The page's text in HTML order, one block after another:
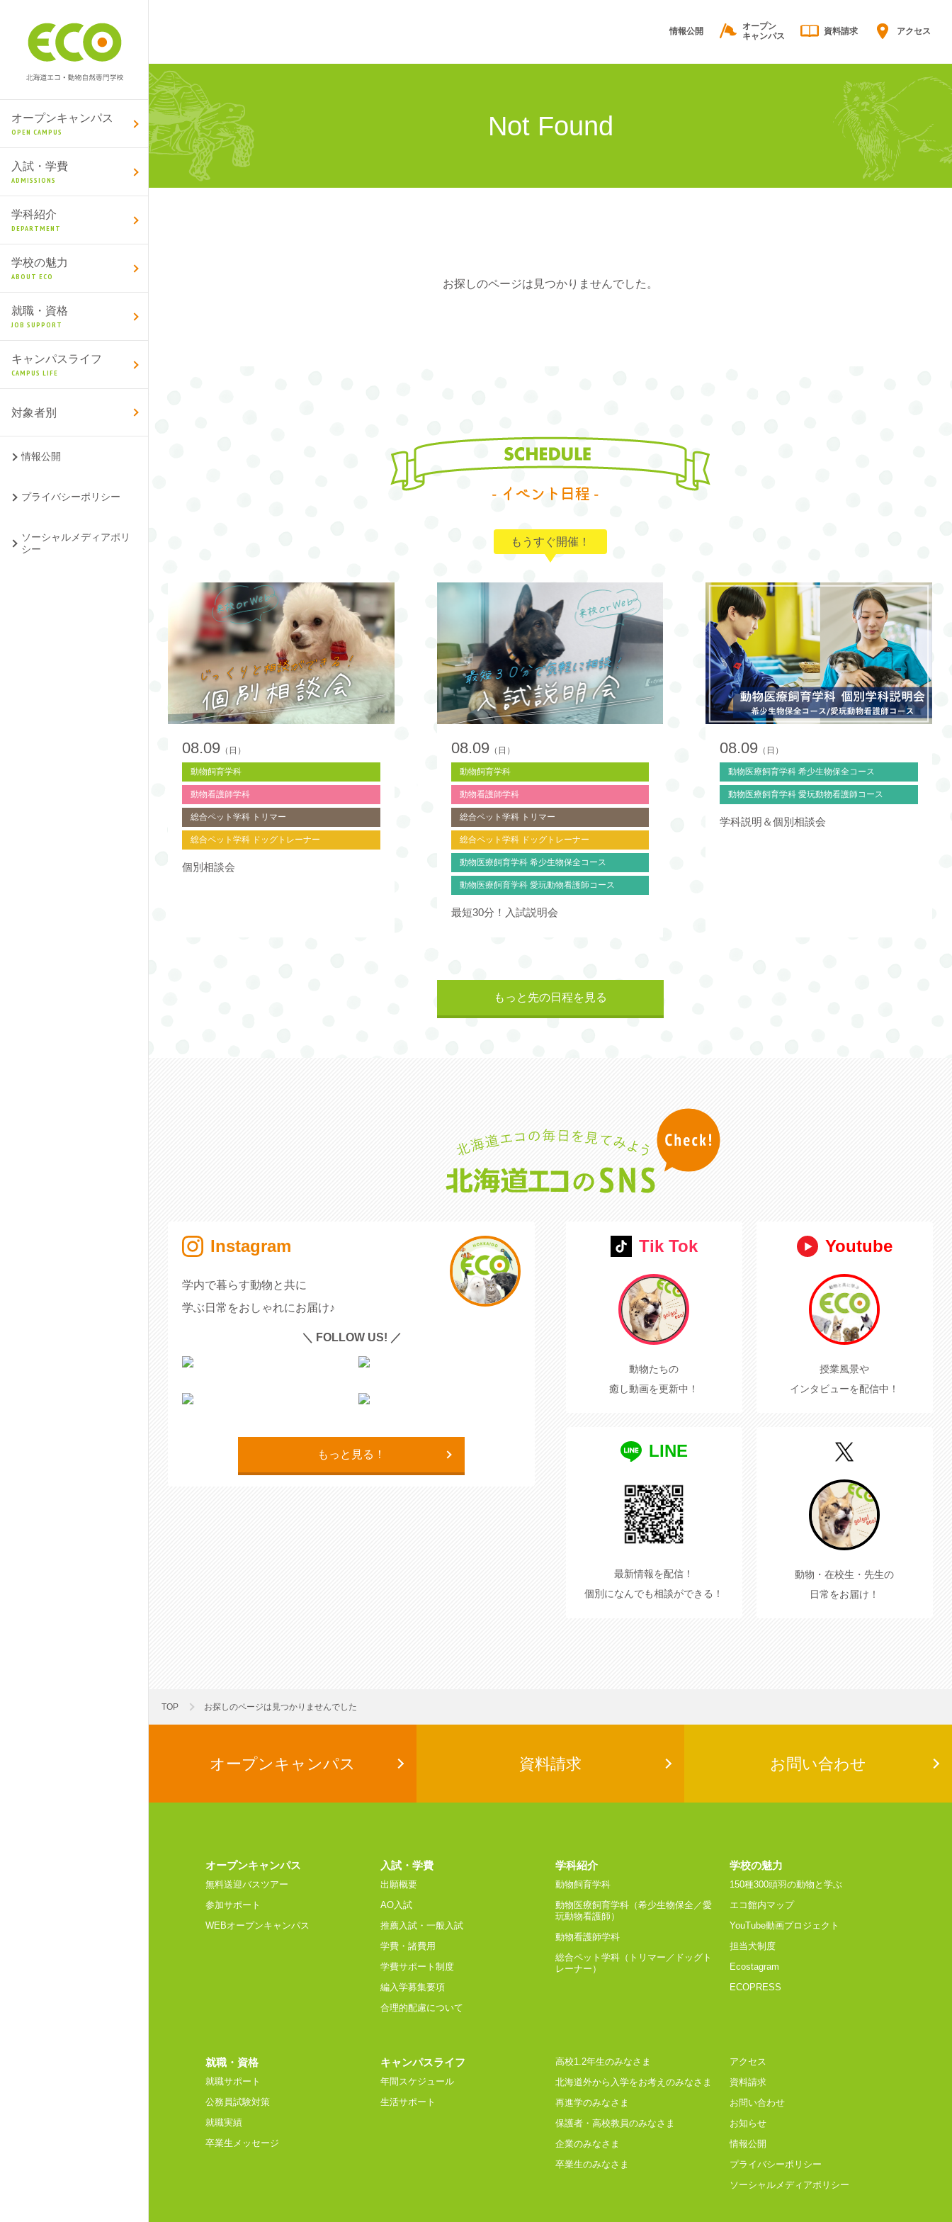
オープンキャンパス
OPEN CAMPUS
入試・学費
ADMISSIONS
学科紹介
DEPARTMENT
学校の魅力
ABOUT ECO
就職・資格
JOB SUPPORT
キャンパスライフ
CAMPUS LIFE
対象者別
情報公開
プライバシーポリシー
ソーシャルメディアポリ
シー
情報公開
オープン
キャンパス
資料請求 アクセス
Not Found
お探しのページは見つかりませんでした。
もうすぐ開催！
08.09 （日）
動物飼育学科
動物看護師学科
総合ペット学科 トリマー
総合ペット学科 ドッグトレーナー
個別相談会
08.09（日）
動物飼育学科
動物看護師学科
総合ペット学科 トリマー
総合ペット学科 ドッグトレーナー
動物医療飼育学科 希少生物保全コース
動物医療飼育学科 愛玩動物看護師コース
最短30分！入試説明会
08.09 （日）
動物医療飼育学科 希少生物保全コース
動物医療飼育学科 愛玩動物看護師コース
学科説明＆個別相談会
もっと先の日程を見る
Instagram
学内で暮らす動物と共に
学ぶ日常をおしゃれにお届け♪
＼ FOLLOW US! ／
もっと見る！
Tik Tok
動物たちの
癒し動画を更新中！
Youtube
授業風景や
インタビューを配信中！
LINE
最新情報を配信！
個別になんでも相談ができる！
動物・在校生・先生の
日常をお届け！
TOP お探しのページは見つかりませんでした
オープンキャンパス 資料請求 お問い合わせ
オープンキャンパス
無料送迎バスツアー
参加サポート
WEBオープンキャンパス
入試・学費
出願概要
AO入試
推薦入試・一般入試
学費・諸費用
学費サポート制度
編入学募集要項
合理的配慮について
学科紹介
動物飼育学科
動物医療飼育学科（希少生物保全／愛
玩動物看護師）
動物看護師学科
総合ペット学科（トリマー／ドッグト
レーナー）
学校の魅力
150種300頭羽の動物と学ぶ
エコ館内マップ
YouTube動画プロジェクト
担当犬制度
Ecostagram
ECOPRESS
就職・資格
就職サポート
公務員試験対策
就職実績
卒業生メッセージ
キャンパスライフ
年間スケジュール
生活サポート
高校1.2年生のみなさま
北海道外から入学をお考えのみなさま
再進学のみなさま
保護者・高校教員のみなさま
企業のみなさま
卒業生のみなさま
アクセス
資料請求
お問い合わせ
お知らせ
情報公開
プライバシーポリシー
ソーシャルメディアポリシー